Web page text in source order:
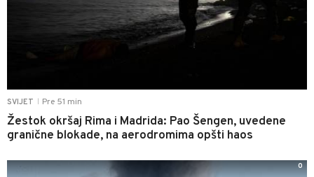
SVIJET Pre 51 min
Žestok okršaj Rima i Madrida: Pao Šengen, uvedene
granične blokade, na aerodromima opšti haos
0